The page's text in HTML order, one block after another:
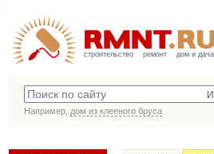
строительство ремонт дом и дача
Например, дом из клееного бруса